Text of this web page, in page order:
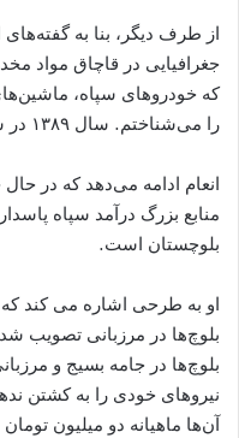
از طرف دیگر، بنا به
جغرافیایی در قاچاق مواد
که خودروهای سپاه،
را می‌شناختم. سال ۱۳۸۹ در سراوان به چشم دیدم.»
انعام ادامه می‌دهد که در
منابع بزرگ درآمد سپاه
بلوچستان است.
او به طرحی اشاره می ‌کند
بلوچ‌ها در مرزبانی تصویب
بلوچ‌ها در جامه‌ بسیج و
نیروهای خودی را به کشتن
آن‌ها ماهیانه دو میلیون